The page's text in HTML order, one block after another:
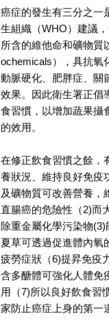
癌症的發生有三分之一
生組織（WHO）建議
所含的維他命和礦物質
ochemicals），具抗氧
動脈硬化、肥胖症、關
效果。因此衛生署正倡
食習慣，以增加蔬果攝
的效用。
在修正飲食習慣之餘，
養狀況、維持良好免疫
及礦物質可改善營養，
直腸癌的危險性（2)而
除重金屬化學污染物
夏草可透過促進體內氧
疲勞症狀（6)提昇免疫
含多醣體可強化人體免
用（7)所以良好飲食習
家防止癌症上身的第一